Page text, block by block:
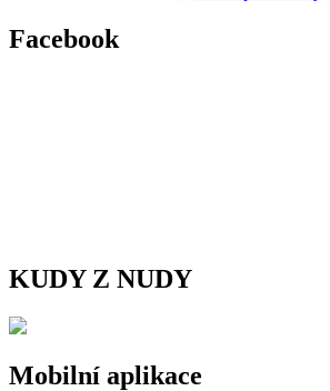
Facebook
KUDY Z NUDY
Mobilní aplikace